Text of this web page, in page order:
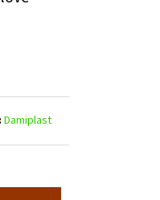
Damiplast